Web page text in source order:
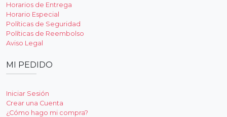
Horarios de Entrega
Horario Especial
Políticas de Seguridad
Políticas de Reembolso
Aviso Legal
MI PEDIDO
Iniciar Sesión
Crear una Cuenta
¿Cómo hago mi compra?